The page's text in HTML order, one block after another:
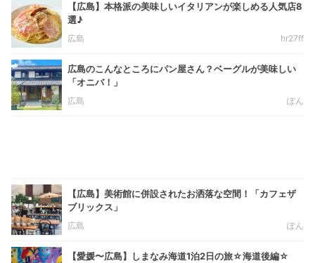
【広島】本格派の美味しいイタリアンが楽しめる人気店8
選♪
広島 hr27ff
広島のこんなところにパン屋さん？ベーグルが美味しい
「オニバ！」
広島 ぽん
【広島】美術館に併設されたお洒落な空間！「カフェザ
ブリックス」
広島 ぽん
【愛媛〜広島】しまなみ海道1泊2日の旅☆海道後編☆